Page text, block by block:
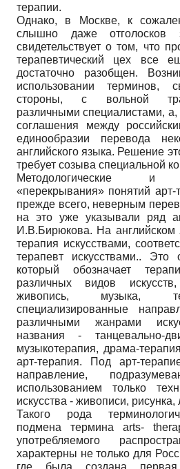
терапии.
Однако, в Москве, к
слышно даже отголосков
свидетельствует о том, что
терапевтический цех все
достаточно разобщен.
использовании терминов,
стороны, с вольной
различными специалистами, а,
соглашения между
единообразии перевода
английского языка. Решение
требует созыва специальной
Методологические и
«перекрывания» понятий арт-
прежде всего, неверным
на это уже указывали ряд
И.В.Бирюкова. На английском
терапия искусствами,
терапевт искусствами..
который обозначает
различных видов
живопись, музыка,
специализированные
различными жанрами
названия - танцевально-
музыкотерапия, драма-
арт-терапия. Под арт-
направление,
использованием только
искусства - живописи, рисунка,
Такого рода
подмена термина arts-
употребляемого
характерны не только для
где была создана первая